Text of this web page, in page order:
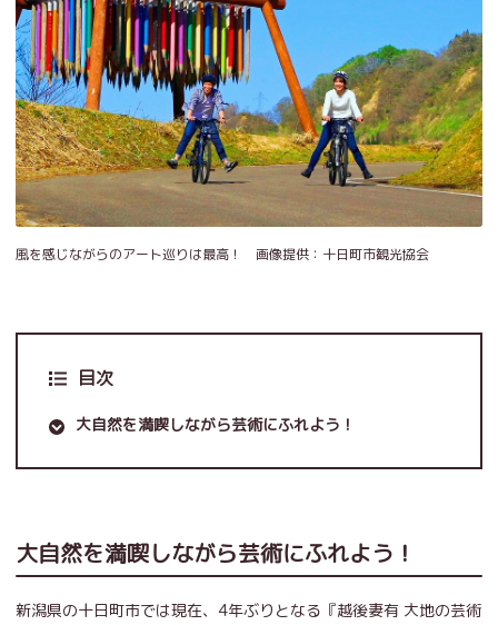
風を感じながらのアート巡りは最高！ 画像提供：十日町市観光協会
目次
大自然を満喫しながら芸術にふれよう！
大自然を満喫しながら芸術にふれよう！
新潟県の十日町市では現在、4年ぶりとなる『越後妻有 大地の芸術